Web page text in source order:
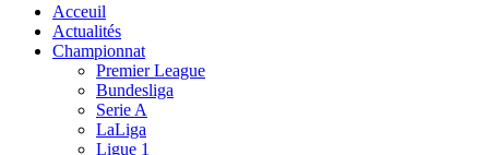
Acceuil
Actualités
Championnat
Premier League
Bundesliga
Serie A
LaLiga
Ligue 1